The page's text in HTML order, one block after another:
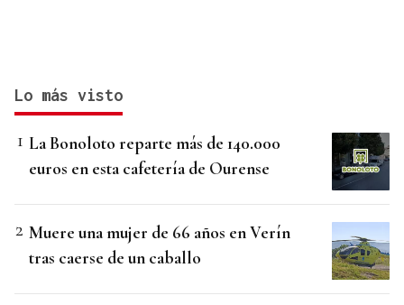
Lo más visto
La Bonoloto reparte más de 140.000
euros en esta cafetería de Ourense
Muere una mujer de 66 años en Verín
tras caerse de un caballo